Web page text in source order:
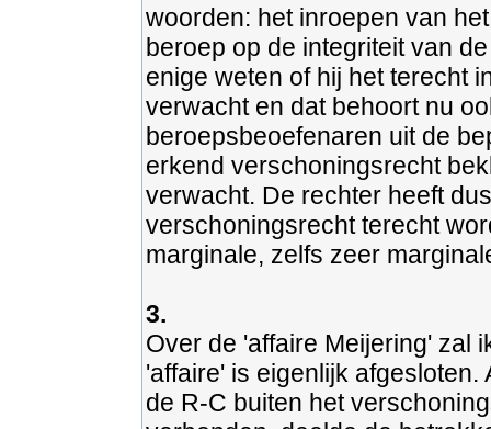
woorden: het inroepen van
beroep op de integriteit van
enige weten of hij het terecht
verwacht en dat behoort nu
beroepsbeoefenaren uit de
erkend verschoningsrecht
verwacht. De rechter heeft
verschoningsrecht terecht
marginale, zelfs zeer
3.
Over de 'affaire Meijering' zal
'affaire' is eigenlijk
de R-C buiten het